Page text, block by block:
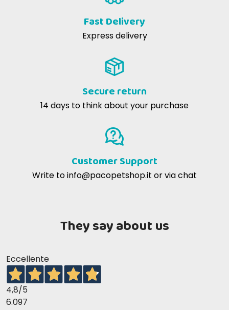
Fast Delivery
Express delivery
Secure return
14 days to think about your purchase
Customer Support
Write toinfo@pacopetshop.it or via chat
They say about us
Eccellente
4,8/5
6.097